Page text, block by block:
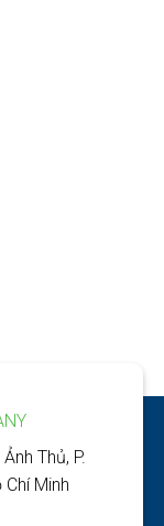
Thủ, P.
Chí Minh